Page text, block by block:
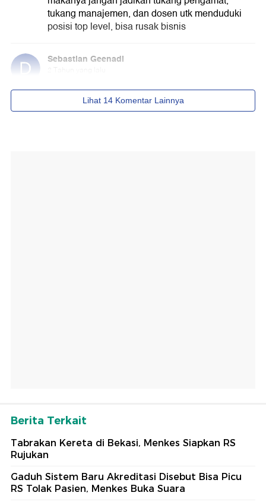
Berita Terkait
Tabrakan Kereta di Bekasi, Menkes Siapkan RS
Rujukan
Gaduh Sistem Baru Akreditasi Disebut Bisa Picu
RS Tolak Pasien, Menkes Buka Suara